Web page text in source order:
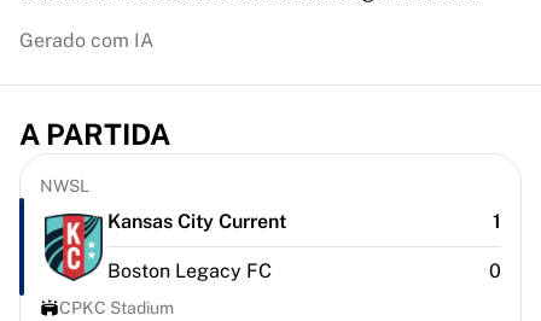
Virtus Bologna
Charlotte Hornets
Chicago Bulls
Portland Trail Blazers
LA Clippers
Ver tudo da NBA
Principais equipes europeias
Beşiktaş Gain
Gerado com IA
A PARTIDA
NWSL
Kansas City Current 1
Boston Legacy FC 0
CPKC Stadium